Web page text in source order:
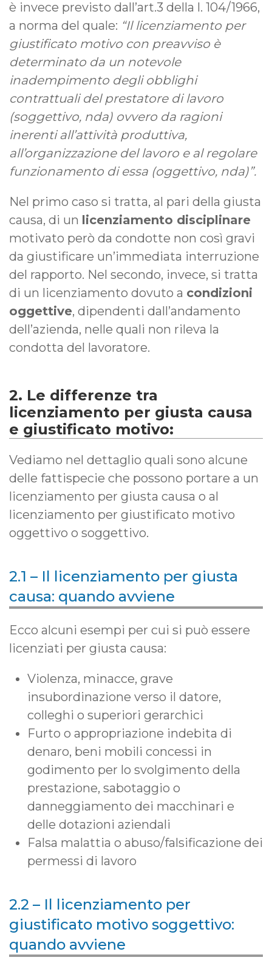
è invece previsto dall’art.3 della l. 104/1966,
a norma del quale: “Il licenziamento per
giustificato motivo con preavviso è
determinato da un notevole
inadempimento degli obblighi
contrattuali del prestatore di lavoro
(soggettivo, nda) ovvero da ragioni
inerenti all’attività produttiva,
all’organizzazione del lavoro e al regolare
funzionamento di essa (oggettivo, nda)”.
Nel primo caso si tratta, al pari della giusta
causa, di un licenziamento disciplinare
motivato però da condotte non così gravi
da giustificare un’immediata interruzione
del rapporto. Nel secondo, invece, si tratta
di un licenziamento dovuto a condizioni
oggettive, dipendenti dall’andamento
dell’azienda, nelle quali non rileva la
condotta del lavoratore.
2. Le differenze tra
licenziamento per giusta causa
e giustificato motivo:
Vediamo nel dettaglio quali sono alcune
delle fattispecie che possono portare a un
licenziamento per giusta causa o al
licenziamento per giustificato motivo
oggettivo o soggettivo.
2.1 – Il licenziamento per giusta
causa: quando avviene
Ecco alcuni esempi per cui si può essere
licenziati per giusta causa:
Violenza, minacce, grave
insubordinazione verso il datore,
colleghi o superiori gerarchici
Furto o appropriazione indebita di
denaro, beni mobili concessi in
godimento per lo svolgimento della
prestazione, sabotaggio o
danneggiamento dei macchinari e
delle dotazioni aziendali
Falsa malattia o abuso/falsificazione dei
permessi di lavoro
2.2 – Il licenziamento per
giustificato motivo soggettivo:
quando avviene